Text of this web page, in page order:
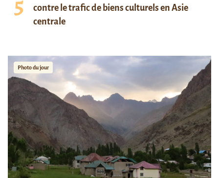
contre le trafic de biens culturels en Asie
centrale
Photo du jour